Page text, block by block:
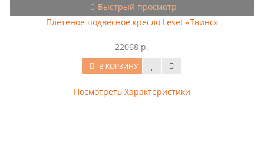
Быстрый просмотр
Плетеное подвесное кресло Leset «Твинс»
22068 р.
В КОРЗИНУ
Посмотреть Характеристики